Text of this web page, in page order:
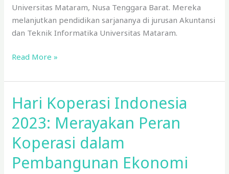
Universitas Mataram, Nusa Tenggara Barat. Mereka
melanjutkan pendidikan sarjananya di jurusan Akuntansi
dan Teknik Informatika Universitas Mataram.
Read More »
Hari Koperasi Indonesia
2023: Merayakan Peran
Koperasi dalam
Pembangunan Ekonomi
Hari
Koperasi
Indonesia
2023:
Merayakan
Peran